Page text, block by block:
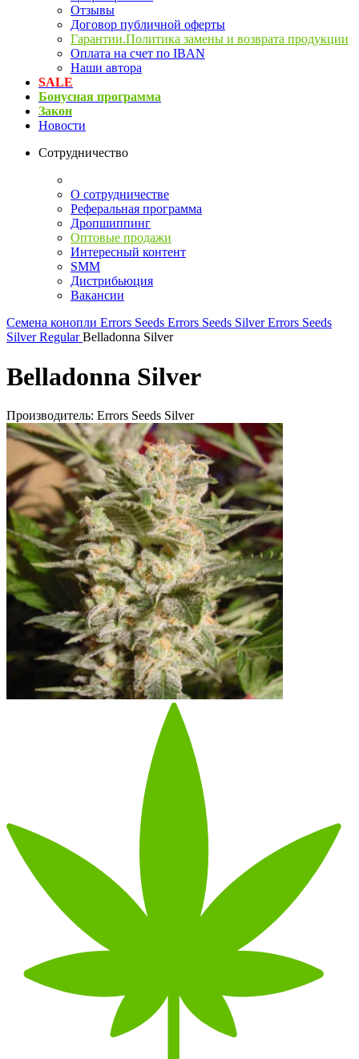
Отзывы
Договор публичной оферты
Гарантии.Политика замены и возврата продукции
Оплата на счет по IBAN
Наши автора
SALE
Бонусная программа
Закон
Новости
Сотрудничество
О сотрудничестве
Реферальная программа
Дропшиппинг
Оптовые продажи
Интересный контент
SMM
Дистрибьюция
Вакансии
Семена конопли Errors Seeds Errors Seeds SilverErrors Seeds
Silver RegularBelladonna Silver
Belladonna Silver
Производитель: Errors Seeds Silver